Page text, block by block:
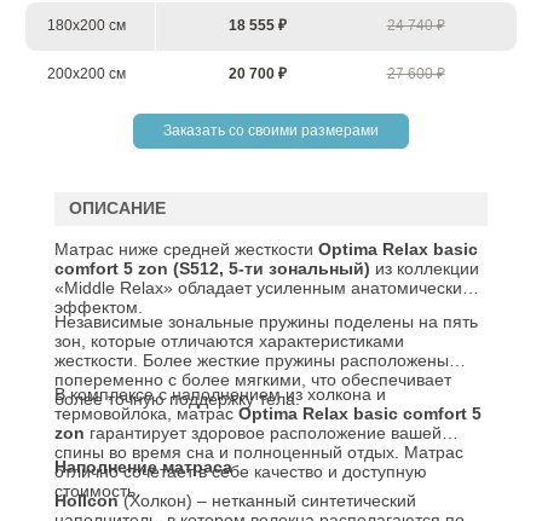
180х200 см 18 555 ₽ 24 740 ₽
200х200 см 20 700 ₽ 27 600 ₽
Заказать со своими размерами
ОПИСАНИЕ
Матрас ниже средней жесткости Optima Relax basic
comfort 5 zon (S512, 5-ти зональный) из коллекции
«Middle Relax» обладает усиленным анатомическим
эффектом.
Независимые зональные пружины поделены на пять
зон, которые отличаются характеристиками
жесткости. Более жесткие пружины расположены
попеременно с более мягкими, что обеспечивает
более точную поддержку тела.
В комплексе с наполнением из холкона и
термовойлока, матрас Optima Relax basic comfort 5
zon гарантирует здоровое расположение вашей
спины во время сна и полноценный отдых. Матрас
отлично сочетает в себе качество и доступную
стоимость.
Наполнение матраса
Hollcon(Холкон) – нетканный синтетический